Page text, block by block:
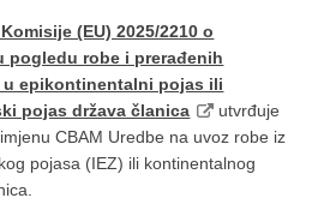
(EU) 2025/2210 o
pogledu robe i prerađenih
epikontinentalni pojas ili
pojas država članica
utvrđuje
CBAM Uredbe na uvoz robe iz
pojasa (IEZ) ili kontinentalnog